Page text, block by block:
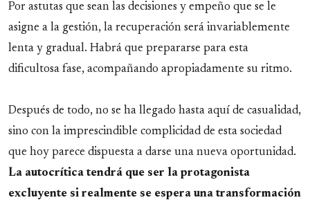
Por astutas que sean las decisiones y empeño que se le
asigne a la gestión, la recuperación será invariablemente
lenta y gradual. Habrá que prepararse para esta
dificultosa fase, acompañando apropiadamente su ritmo.
Después de todo, no se ha llegado hasta aquí de casualidad,
sino con la imprescindible complicidad de esta sociedad
que hoy parece dispuesta a darse una nueva oportunidad.
La autocrítica tendrá que ser la protagonista
excluyente si realmente se espera una transformación